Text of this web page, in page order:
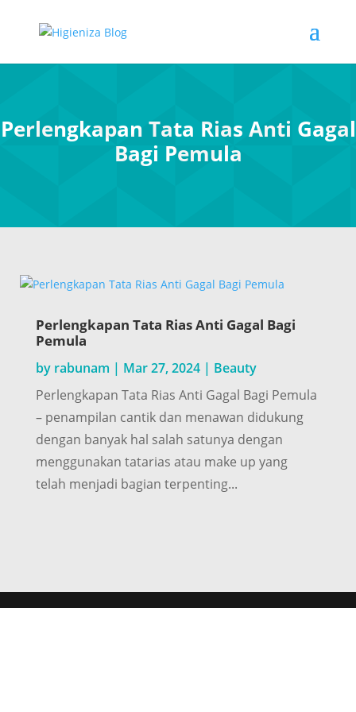
Perlengkapan Tata Rias Anti Gagal
Bagi Pemula
Perlengkapan Tata Rias Anti Gagal Bagi
Pemula
by rabunam | Mar 27, 2024| Beauty
Perlengkapan Tata Rias Anti Gagal Bagi Pemula
– penampilan cantik dan menawan didukung
dengan banyak hal salah satunya dengan
menggunakan tatarias atau make up yang
telah menjadi bagian terpenting...